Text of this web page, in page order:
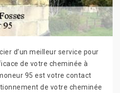
d’un meilleur service pour
de votre cheminée à
95 est votre contact
de votre cheminée